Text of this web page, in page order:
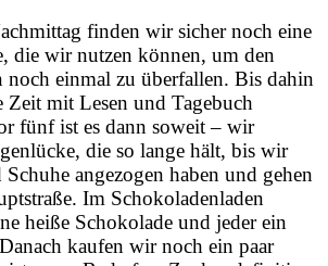
finden wir sicher noch eine
die wir nutzen können, um den
noch einmal zu überfallen. Bis dahin
mit Lesen und Tagebuch
fünf ist es dann soweit – wir
die so lange hält, bis wir
Schuhe angezogen haben und gehen
Im Schokoladenladen
heiße Schokolade und jeder ein
kaufen wir noch ein paar